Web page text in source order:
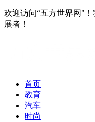
欢迎访问“五方世界网"
展者！
首页
教育
汽车
时尚